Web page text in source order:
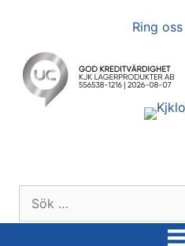
Ring oss
efter: